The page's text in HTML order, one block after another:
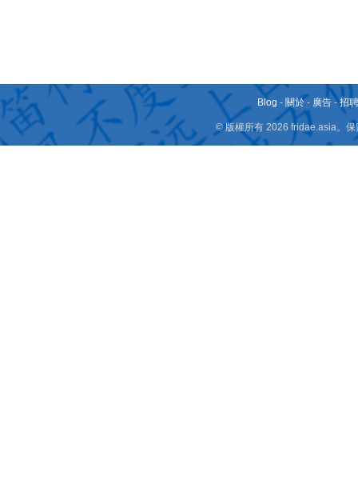
Blog - 關於 - 廣告 -招
© 版權所有 2026 fridae.asia。